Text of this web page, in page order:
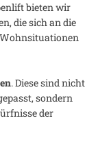
bieten wir
die sich an die
. Diese sind nicht
sondern
der